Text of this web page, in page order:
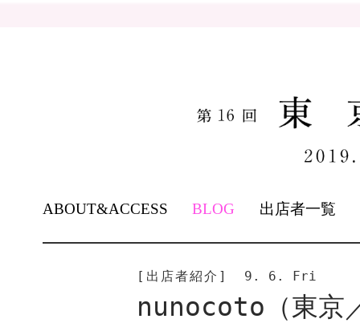
TO
CONTENT
ABOUT&ACCESS BLOG 出店者一覧
[出店者紹介] 9. 6. Fri
nunocoto（東京